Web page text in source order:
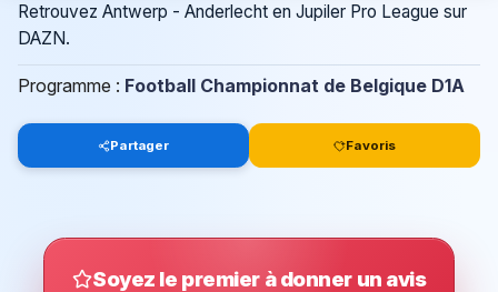
Retrouvez Antwerp - Anderlecht en Jupiler Pro League sur
DAZN.
Programme : Football Championnat de Belgique D1A
Partager Favoris
Soyez le premier à donner un avis